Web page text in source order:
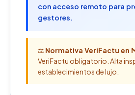
con acceso remoto para
gestores.
⚖️ Normativa VeriFactu en
VeriFactu obligatorio. Alta
establecimientos de lujo.